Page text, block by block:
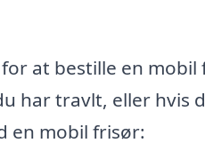
at bestille en mobil
har travlt, eller hvis
en mobil frisør: